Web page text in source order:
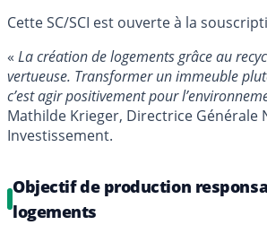
Cette SC/SCI est ouverte à la
« La création de logements grâce au
vertueuse. Transformer un immeuble
c’est agir positivement pour
Mathilde Krieger, Directrice Générale
Investissement.
Objectif de production
logements